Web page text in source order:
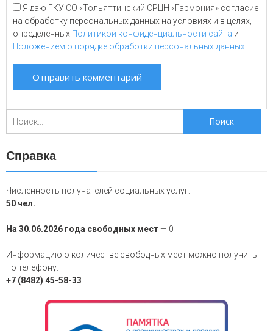
Я даю ГКУ СО «Тольяттинский СРЦН «Гармония» согласие
на обработку персональных данных на условиях и в целях,
определенных Политикой конфиденциальности сайта и
Положением о порядке обработки персональных данных
для:
Справка
Численность получателей социальных услуг:
50 чел.
На 30.06.2026 года свободных мест — 0
Информацию о количестве свободных мест можно получить
по телефону:
+7 (8482) 45-58-33